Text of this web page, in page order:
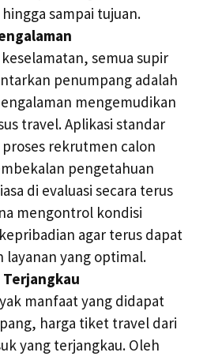
sampai tujuan.
semua supir
penumpang adalah
mengemudikan
travel. Aplikasi standar
rekrutmen calon
pengetahuan
di evaluasi secara terus
mengontrol kondisi
agar terus dapat
layanan yang optimal.
manfaat yang didapat
harga tiket travel dari
yang terjangkau. Oleh